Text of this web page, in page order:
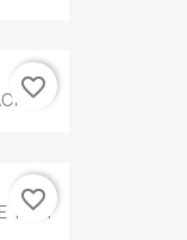
favorite_border
T.551
favorite_border